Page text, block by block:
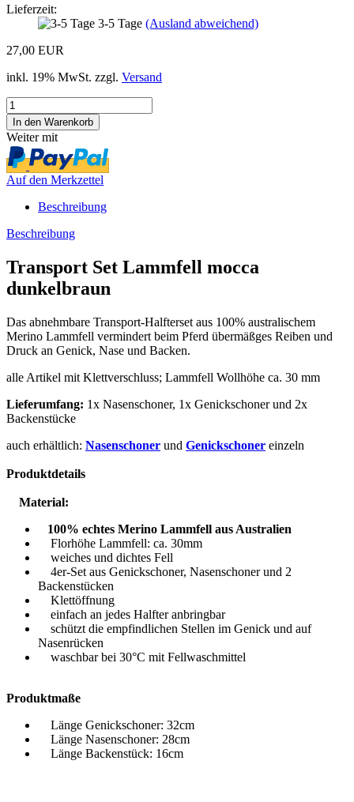
Lieferzeit:
3-5 Tage (Ausland abweichend)
27,00 EUR
inkl. 19% MwSt. zzgl. Versand
Weiter mit
Auf den Merkzettel
Beschreibung
Beschreibung
Transport Set Lammfell mocca
dunkelbraun
Das abnehmbare Transport-Halfterset aus 100% australischem
Merino Lammfell vermindert beim Pferd übermäßges Reiben und
Druck an Genick, Nase und Backen.
alle Artikel mit Klettverschluss; Lammfell Wollhöhe ca. 30 mm
Lieferumfang: 1x Nasenschoner, 1x Genickschoner und 2x
Backenstücke
auch erhältlich: Nasenschoner und Genickschoner einzeln
Produktdetails
Material:
100% echtes Merino Lammfell aus Australien
Florhöhe Lammfell: ca. 30mm
weiches und dichtes Fell
4er-Set aus Genickschoner, Nasenschoner und 2
Backenstücken
Klettöffnung
einfach an jedes Halfter anbringbar
schützt die empfindlichen Stellen im Genick und auf
Nasenrücken
waschbar bei 30°C mit Fellwaschmittel
Produktmaße
Länge Genickschoner: 32cm
Länge Nasenschoner: 28cm
Länge Backenstück: 16cm